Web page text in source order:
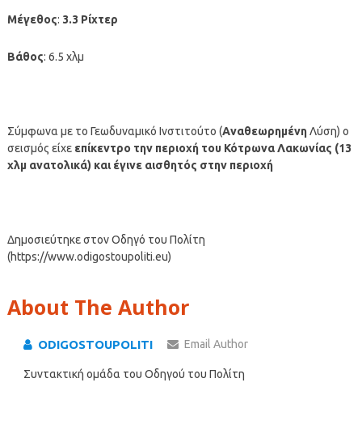
Μέγεθος: 3.3 Ρίχτερ
Βάθος: 6.5 χλμ
Σύμφωνα με το Γεωδυναμικό Ινστιτούτο (ΑναθεωρημένηΛύση) ο
σεισμός είχε επίκεντρο την περιοχή του Κότρωνα Λακωνίας (13
χλμ ανατολικά) και έγινε αισθητός στην περιοχή
Δημοσιεύτηκε στον Οδηγό του Πολίτη
(https://www.odigostoupoliti.eu)
About The Author
ODIGOSTOUPOLITI Email Author
Συντακτική ομάδα του Οδηγού του Πολίτη